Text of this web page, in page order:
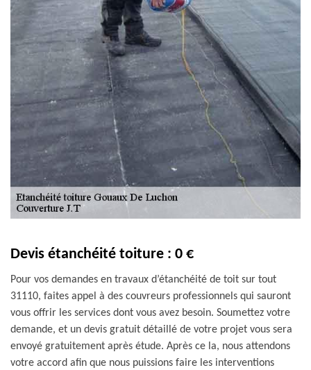
Devis étanchéité toiture : 0 €
Pour vos demandes en travaux d’étanchéité de toit sur tout
31110, faites appel à des couvreurs professionnels qui sauront
vous offrir les services dont vous avez besoin. Soumettez votre
demande, et un devis gratuit détaillé de votre projet vous sera
envoyé gratuitement après étude. Après ce la, nous attendons
votre accord afin que nous puissions faire les interventions